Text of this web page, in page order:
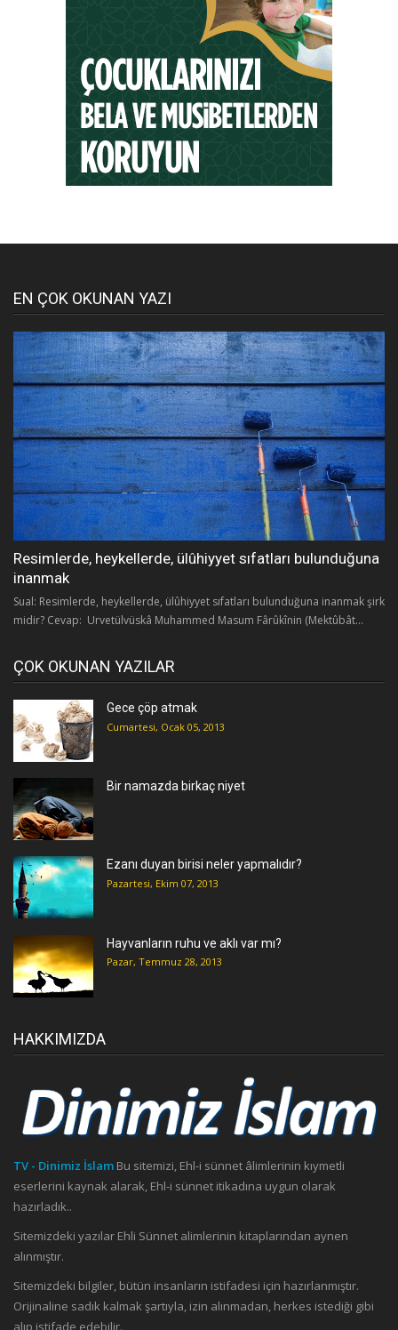
EN ÇOK OKUNAN YAZI
Resimlerde, heykellerde, ülûhiyyet sıfatları bulunduğuna
inanmak
Sual: Resimlerde, heykellerde, ülûhiyyet sıfatları bulunduğuna inanmak şirk
midir? Cevap: Urvetülvüskâ Muhammed Masum Fârûkînin (Mektûbât...
ÇOK OKUNAN YAZILAR
Gece çöp atmak
Cumartesi, Ocak 05, 2013
Bir namazda birkaç niyet
Ezanı duyan birisi neler yapmalıdır?
Pazartesi, Ekim 07, 2013
Hayvanların ruhu ve aklı var mı?
Pazar, Temmuz 28, 2013
HAKKIMIZDA
TV - Dinimiz İslam Bu sitemizi, Ehl-i sünnet âlimlerinin kıymetli
eserlerini kaynak alarak, Ehl-i sünnet itikadına uygun olarak
hazırladık..
Sitemizdeki yazılar Ehli Sünnet alimlerinin kitaplarından aynen
alınmıştır.
Sitemizdeki bilgiler, bütün insanların istifadesi için hazırlanmıştır.
Orijinaline sadık kalmak şartıyla, izin alınmadan, herkes istediği gibi